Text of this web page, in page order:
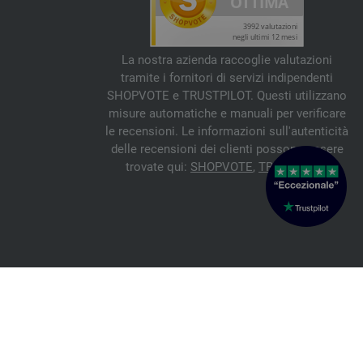
La nostra azienda raccoglie valutazioni
tramite i fornitori di servizi indipendenti
SHOPVOTE e TRUSTPILOT. Questi utilizzano
misure automatiche e manuali per verificare
le recensioni. Le informazioni sull'autenticità
delle recensioni dei clienti possono essere
trovate qui: SHOPVOTE, TRUSTPILOT